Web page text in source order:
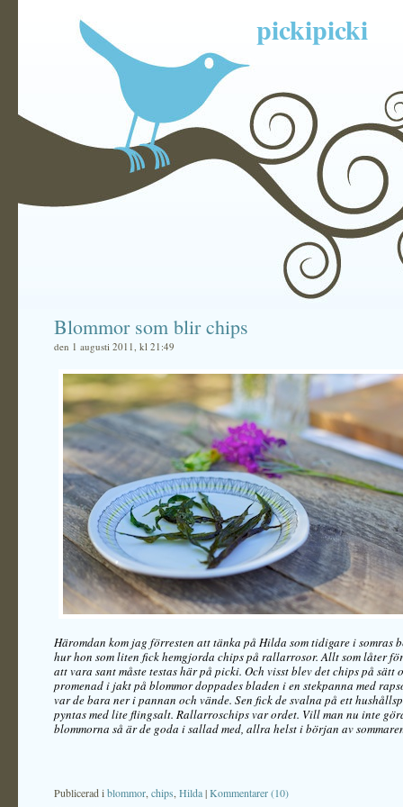
pickipicki
Blommor som blir chips
den 1 augusti 2011, kl 21:49
Häromdan kom jag förresten att tänka på Hilda som tidigare i somras
hur hon som liten fick hemgjorda chips på rallarrosor. Allt som låter
att vara sant måste testas här på picki. Och visst blev det chips på sätt
promenad i jakt på blommor doppades bladen i en stekpanna med
var de bara ner i pannan och vände. Sen fick de svalna på ett
pyntas med lite flingsalt. Rallarroschips var ordet. Vill man nu inte
blommorna så är de goda i sallad med, allra helst i början av
Publicerad iblommor chips Hilda|Kommentarer (10)